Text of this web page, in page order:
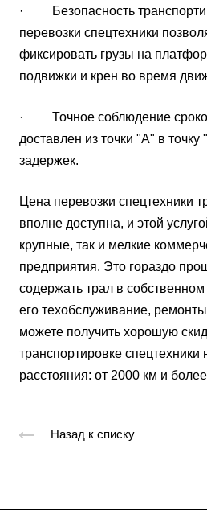
· Безопасность
перевозки спецтехники
фиксировать грузы на
подвижки и крен во время
· Точное соблюдение
доставлен из точки "А" в
задержек.
Цена перевозки спецтехники
вполне доступна, и этой
крупные, так и мелкие
предприятия. Это гораздо
содержать трал в
его техобслуживание,
можете получить хорошую
транспортировке
расстояния: от 2000 км и
Назад к списку